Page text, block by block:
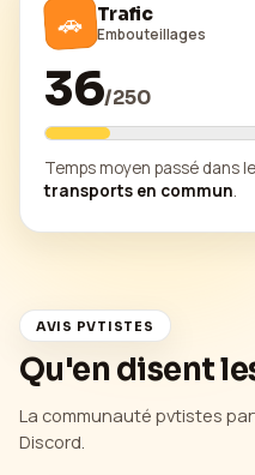
🚗 Trafic
Embouteillages
36/250
Temps moyen passé dans
transports en commun.
AVIS PVTISTES
Qu'en disent
La communauté pvtistes
Discord.